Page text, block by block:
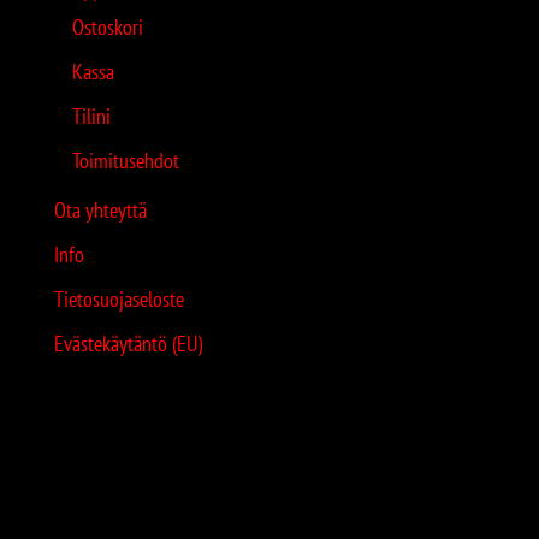
Ostoskori
Kassa
Tilini
Toimitusehdot
Ota yhteyttä
Info
Tietosuojaseloste
Evästekäytäntö (EU)